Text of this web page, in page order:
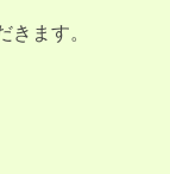
ます。